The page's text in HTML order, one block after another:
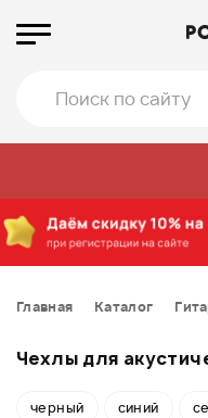
Главная Каталог
Чехлы для
черный синий